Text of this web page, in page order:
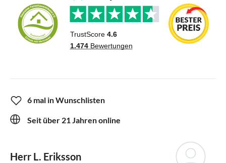
6 mal in Wunschlisten
Seit über 21 Jahren online
Herr L. Eriksson